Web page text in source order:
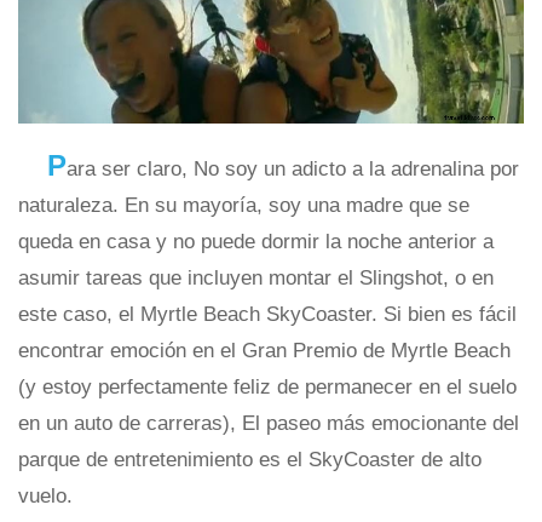
Para ser claro, No soy un adicto a la adrenalina por
naturaleza. En su mayoría, soy una madre que se
queda en casa y no puede dormir la noche anterior a
asumir tareas que incluyen montar el Slingshot, o en
este caso, el Myrtle Beach SkyCoaster. Si bien es fácil
encontrar emoción en el Gran Premio de Myrtle Beach
(y estoy perfectamente feliz de permanecer en el suelo
en un auto de carreras), El paseo más emocionante del
parque de entretenimiento es el SkyCoaster de alto
vuelo.